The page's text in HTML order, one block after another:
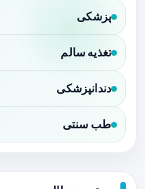
پزشکی
تغذیه سالم
دندانپزشکی
طب سنتی